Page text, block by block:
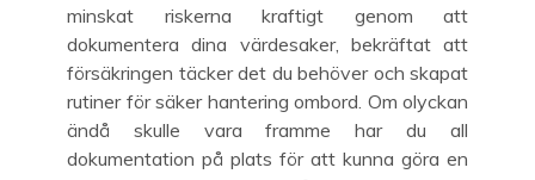
minskat riskerna kraftigt genom att
dokumentera dina värdesaker, bekräftat att
försäkringen täcker det du behöver och skapat
rutiner för säker hantering ombord. Om olyckan
ändå skulle vara framme har du all
dokumentation på plats för att kunna göra en